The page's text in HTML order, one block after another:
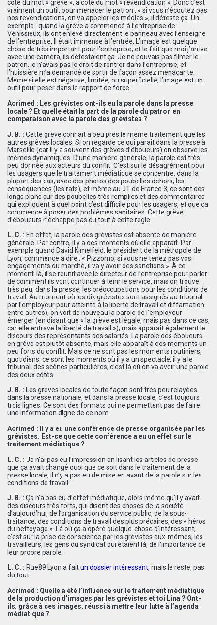
côté du mot « grève », à côté du mot « revendication ». Donc c’est
vraiment un outil, pour menacer le patron : « si vous n’écoutez pas
nos revendications, on va appeler les médias », il déteste ça. Un
exemple : quand la grève a commencé à l’entreprise de
Vénissieux, ils ont enlevé directement le panneau avec l’enseigne
de l’entreprise. Il était immense à l’entrée. L’image est quelque
chose de très important pour l’entreprise, et le fait que moi j’arrive
avec une caméra, ils détestaient ça. Je ne pouvais pas filmer le
patron, je n’avais pas le droit de rentrer dans l’entreprise, et
l’huissière m’a demandé de sortir de façon assez menaçante.
Même si elle est négative, limitée, ou superficielle, l’image est un
outil pour peser dans le rapport de force.
Acrimed : Les grévistes ont-ils eu la parole dans la presse
locale ? Et quelle était la part de la parole du patron en
comparaison avec la parole des grévistes ?
J. B. : Cette grève connaît à peu près le même traitement que les
autres grèves locales. Si on regarde ce qui paraît dans la presse à
Marseille (car il y a souvent des grèves d’éboueurs) on observe les
mêmes dynamiques. D’une manière générale, la parole est très
peu donnée aux acteurs du conflit. C’est sur le désagrément pour
les usagers que le traitement médiatique se concentre, dans la
plupart des cas, avec des photos des poubelles dehors, les
conséquences (les rats), et même au JT de France 3, ce sont des
longs plans sur des poubelles très remplies et des commentaires
qui expliquent à quel point c’est difficile pour les usagers, et que ça
commence à poser des problèmes sanitaires. Cette grève
d’éboueurs n’échappe pas du tout à cette règle.
L. C. : En effet, la parole des grévistes est absente de manière
générale. Par contre, il y a des moments où elle apparaît. Par
exemple quand David Kimelfeld, le président de la métropole de
Lyon, commence à dire : « Pizzorno, si vous ne tenez pas vos
engagements du marché, il va y avoir des sanctions ». À ce
moment-là, il se réunit avec le directeur de l’entreprise pour parler
de comment ils vont continuer à tenir le service, mais on trouve
très peu, dans la presse, les préoccupations pour les conditions de
travail. Au moment où les dix grévistes sont assignés au tribunal
par l’employeur pour atteinte à la liberté de travail et diffamation
entre autres), on voit de nouveau la parole de l’employeur
émerger (en disant que « la grève est légale, mais pas dans ce cas,
car elle entrave la liberté de travail »), mais apparaît également le
discours des représentants des salariés. La parole des éboueurs
en grève est plutôt absente, mais elle apparaît à des moments un
peu forts du conflit. Mais ce ne sont pas les moments routiniers,
quotidiens, ce sont les moments où il y a un spectacle, il y a le
tribunal, des scènes particulières, c’est là où on va avoir une parole
des deux côtés.
J. B. : Les grèves locales de toute façon sont très peu relayées
dans la presse nationale, et dans la presse locale, c’est toujours
trois lignes. Ce sont des formats qui ne permettent pas de faire
une information digne de ce nom.
Acrimed : Il y a eu une conférence de presse organisée par les
grévistes. Est-ce que cette conférence a eu un effet sur le
traitement médiatique ?
L. C. : Je n’ai pas eu l’impression en lisant les articles de presse
que ça avait changé quoi que ce soit dans le traitement de la
presse locale, il n’y a pas eu de mise en avant de la parole sur les
conditions de travail.
J. B. : Ça n’a pas eu d’effet médiatique, alors même qu’il y avait
des discours très forts, qui disent des choses de la société
d’aujourd’hui, de l’organisation du service public, de la sous-
traitance, des conditions de travail des plus précaires, des « héros
du nettoyage ». Là où ça a opéré quelque-chose d’intéressant,
c’est sur la prise de conscience par les grévistes eux-mêmes, les
travailleurs, les gens du syndicat qui étaient là, de l’importance de
leur propre parole.
L. C. : Rue89 Lyon a faitun dossier intéressant, mais le reste, pas
du tout.
Acrimed : Quelle a été l’influence sur le traitement médiatique
de la production d’images par les grévistes et toi Lina ? Ont-
ils, grâce à ces images, réussi à mettre leur lutte à l’agenda
médiatique ?